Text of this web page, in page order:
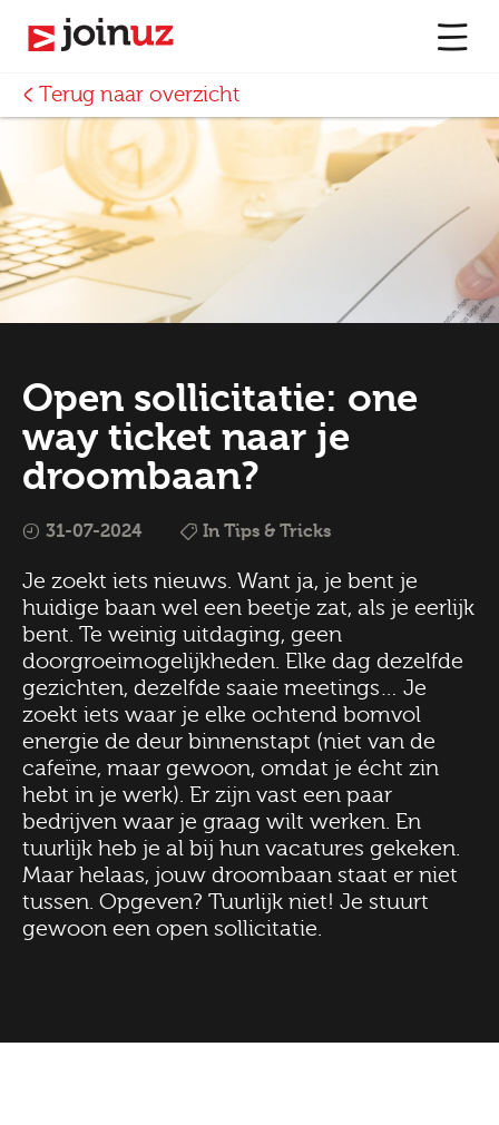
Terug naar overzicht
Open sollicitatie: one
way ticket naar je
droombaan?
31-07-2024 In Tips & Tricks
Je zoekt iets nieuws. Want ja, je bent je
huidige baan wel een beetje zat, als je eerlijk
bent. Te weinig uitdaging, geen
doorgroeimogelijkheden. Elke dag dezelfde
gezichten, dezelfde saaie meetings… Je
zoekt iets waar je elke ochtend bomvol
energie de deur binnenstapt (niet van de
cafeïne, maar gewoon, omdat je écht zin
hebt in je werk). Er zijn vast een paar
bedrijven waar je graag wilt werken. En
tuurlijk heb je al bij hun vacatures gekeken.
Maar helaas, jouw droombaan staat er niet
tussen. Opgeven? Tuurlijk niet! Je stuurt
gewoon een open sollicitatie.